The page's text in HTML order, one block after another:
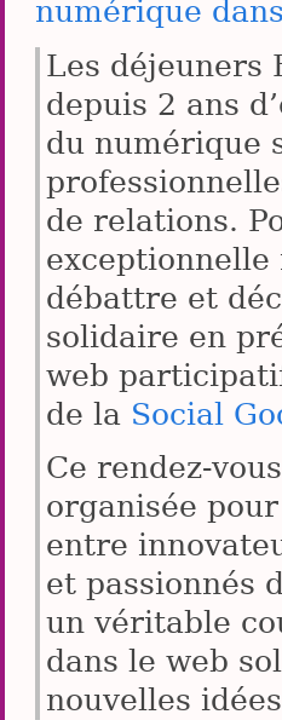
numérique
Les déjeuners
depuis 2 ans
du numérique
de relations.
exceptionnelle
débattre et
solidaire en
web
de la Social
Ce rendez-
organisée
entre
et passionnés
un véritable
dans le web
nouvelles